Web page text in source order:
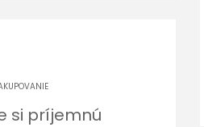
si príjemnú